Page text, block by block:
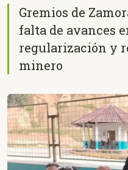
Gremios de
falta de avances
regularización y
minero